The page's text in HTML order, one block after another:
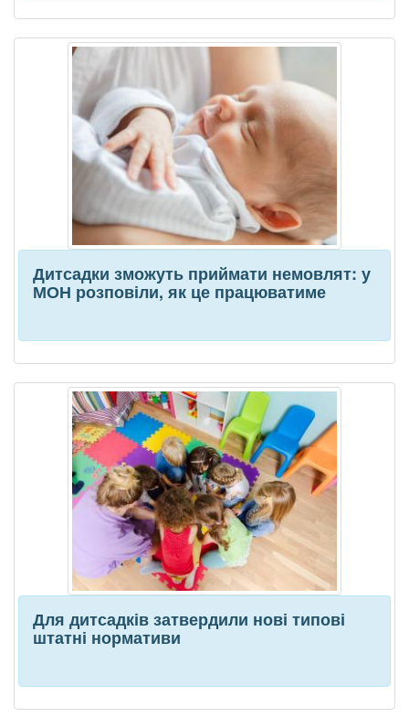
Дитсадки зможуть приймати немовлят: у
МОН розповіли, як це працюватиме
Для дитсадків затвердили нові типові
штатні нормативи